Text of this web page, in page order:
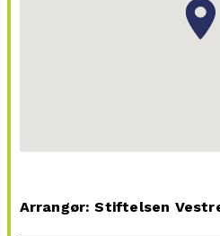
Arrangør: Stiftelsen